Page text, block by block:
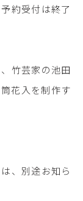
約受付は終了
竹芸家の池田
花入を制作す
、別途お知ら